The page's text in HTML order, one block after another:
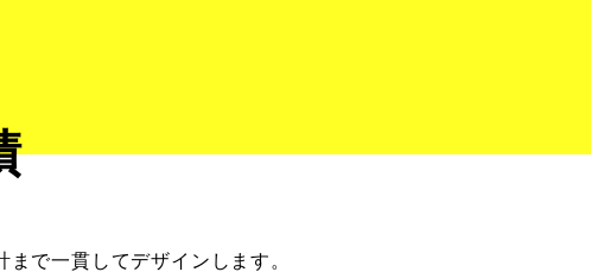
で一貫してデザインします。